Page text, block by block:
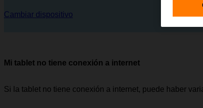
Cambiar dispositivo
Mi tablet no tiene conexión a internet
Si la tablet no tiene conexión a internet, puede haber